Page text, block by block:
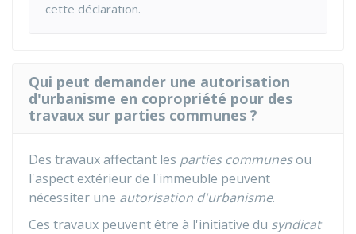
cette déclaration.
Qui peut demander une autorisation
d'urbanisme en copropriété pour des
travaux sur parties communes ?
Des travaux affectant les parties communesou
l'aspect extérieur de l'immeuble peuvent
nécessiter une autorisation d'urbanisme.
Ces travaux peuvent être à l'initiative du syndicat